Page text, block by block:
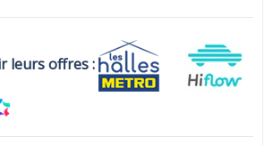
leurs offres :